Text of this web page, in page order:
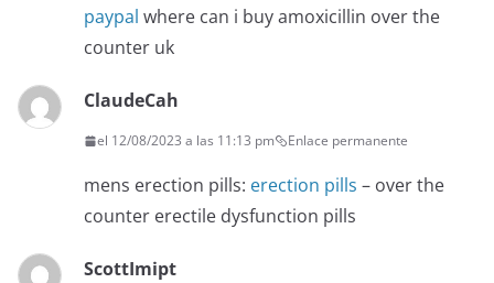
paypal where can i buy amoxicillin over the
counter uk
ClaudeCah
el 12/08/2023 a las 11:13 pm Enlace permanente
mens erection pills: erection pills – over the
counter erectile dysfunction pills
ScottImipt